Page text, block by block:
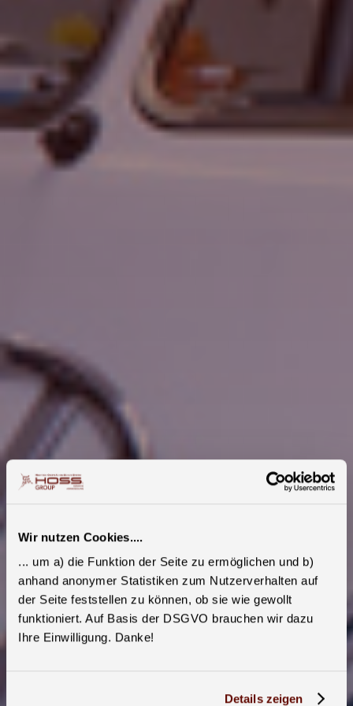
Wir nutzen Cookies....
... um a) die Funktion der Seite zu ermöglichen und b)
anhand anonymer Statistiken zum Nutzerverhalten auf
der Seite feststellen zu können, ob sie wie gewollt
funktioniert. Auf Basis der DSGVO brauchen wir dazu
Ihre Einwilligung. Danke!
Details zeigen